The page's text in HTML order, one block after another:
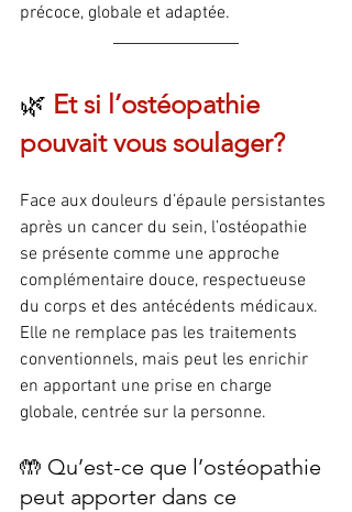
précoce, globale et adaptée.
🌿 Et si l’ostéopathie
pouvait vous soulager?
Face aux douleurs d’épaule persistantes
après un cancer du sein, l’ostéopathie
se présente comme une approche
complémentaire douce, respectueuse
du corps et des antécédents médicaux.
Elle ne remplace pas les traitements
conventionnels, mais peut les enrichir
en apportant une prise en charge
globale, centrée sur la personne.
🤲 Qu’est-ce que l’ostéopathie
peut apporter dans ce